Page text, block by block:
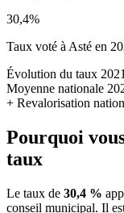
30,4%
Taux voté à Asté en
Évolution du taux
Moyenne nationale
+ Revalorisation
Pourquoi
taux
Le taux de 30,4 %
conseil municipal. Il